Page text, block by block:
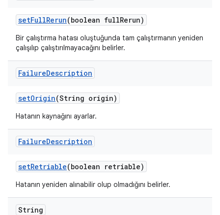
setFullRerun(boolean fullRerun)
Bir çalıştırma hatası oluştuğunda tam çalıştırmanın yeniden
çalışılıp çalıştırılmayacağını belirler.
FailureDescription
setOrigin(String origin)
Hatanın kaynağını ayarlar.
FailureDescription
setRetriable(boolean retriable)
Hatanın yeniden alınabilir olup olmadığını belirler.
String